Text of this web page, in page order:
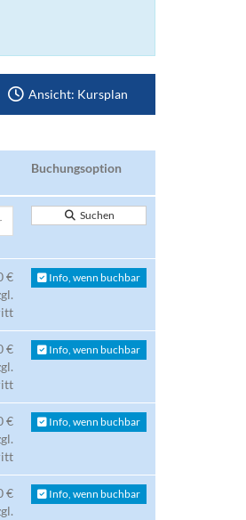
Ansicht: Kursplan
Buchungsoption
Suchen
€
Info, wenn buchbar
€
Info, wenn buchbar
€
Info, wenn buchbar
€
Info, wenn buchbar